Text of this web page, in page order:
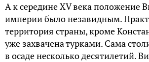
А к середине XV века положение
империи было незавидным.
территория страны, кроме
уже захвачена турками. Сама
в осаде несколько десятилетий.